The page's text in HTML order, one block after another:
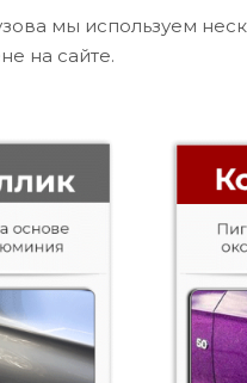
мы используем
на сайте.